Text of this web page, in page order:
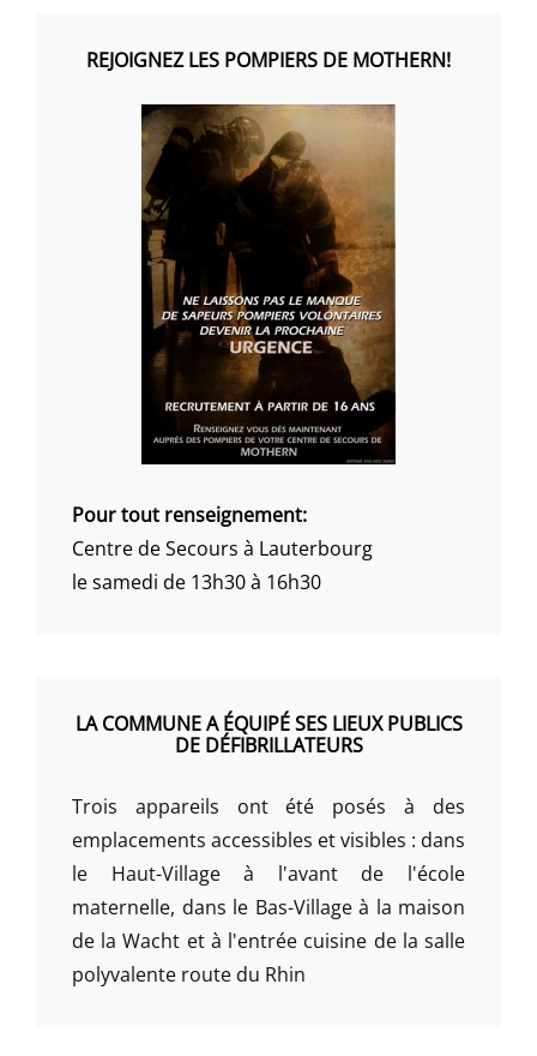
REJOIGNEZ LES POMPIERS DE MOTHERN!
Pour tout renseignement:
Centre de Secours à Lauterbourg
le samedi de 13h30 à 16h30
LA COMMUNE A ÉQUIPÉ SES LIEUX PUBLICS
DE DÉFIBRILLATEURS
Trois appareils ont été posés à des
emplacements accessibles et visibles : dans
le Haut-Village à l'avant de l'école
maternelle, dans le Bas-Village à la maison
de la Wacht et à l'entrée cuisine de la salle
polyvalente route du Rhin